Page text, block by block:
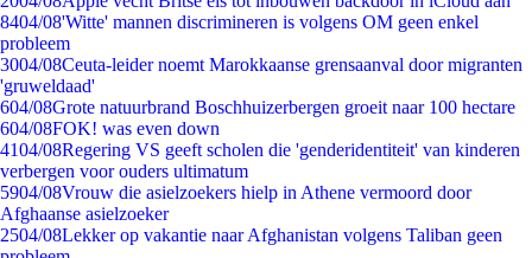
8404/08'Witte' mannen discrimineren is volgens OM geen enkel
probleem
3004/08Ceuta-leider noemt Marokkaanse grensaanval door migranten
'gruweldaad'
604/08Grote natuurbrand Boschhuizerbergen groeit naar 100 hectare
604/08FOK! was even down
4104/08Regering VS geeft scholen die 'genderidentiteit' van kinderen
verbergen voor ouders ultimatum
5904/08Vrouw die asielzoekers hielp in Athene vermoord door
Afghaanse asielzoeker
2504/08Lekker op vakantie naar Afghanistan volgens Taliban geen